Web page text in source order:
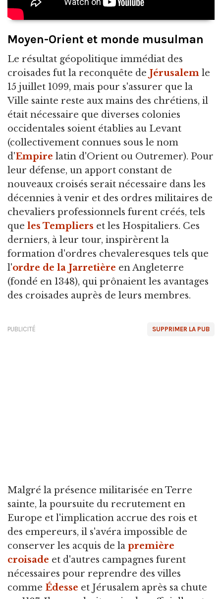
Moyen-Orient et monde musulman
Le résultat géopolitique immédiat des
croisades fut la reconquête de Jérusalem le
15 juillet 1099, mais pour s'assurer que la
Ville sainte reste aux mains des chrétiens, il
était nécessaire que diverses colonies
occidentales soient établies au Levant
(collectivement connues sous le nom
d'Empire latin d'Orient ou Outremer). Pour
leur défense, un apport constant de
nouveaux croisés serait nécessaire dans les
décennies à venir et des ordres militaires de
chevaliers professionnels furent créés, tels
que les Templiers et les Hospitaliers. Ces
derniers, à leur tour, inspirèrent la
formation d'ordres chevaleresques tels que
l'ordre de la Jarretière en Angleterre
(fondé en 1348), qui prônaient les avantages
des croisades auprès de leurs membres.
SUPPRIMER LA PUB
PUBLICITÉ
Malgré la présence militarisée en Terre
sainte, la poursuite du recrutement en
Europe et l'implication accrue des rois et
des empereurs, il s'avéra impossible de
conserver les acquis de la première
croisade et d'autres campagnes furent
nécessaires pour reprendre des villes
comme Édesse et Jérusalem après sa chute